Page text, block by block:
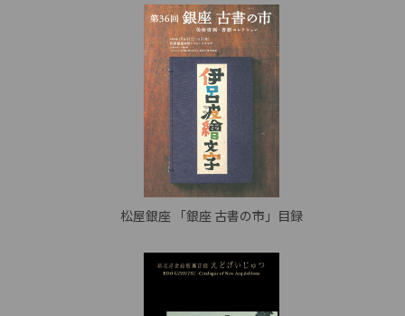
松屋銀座 「銀座 古書の市」目録